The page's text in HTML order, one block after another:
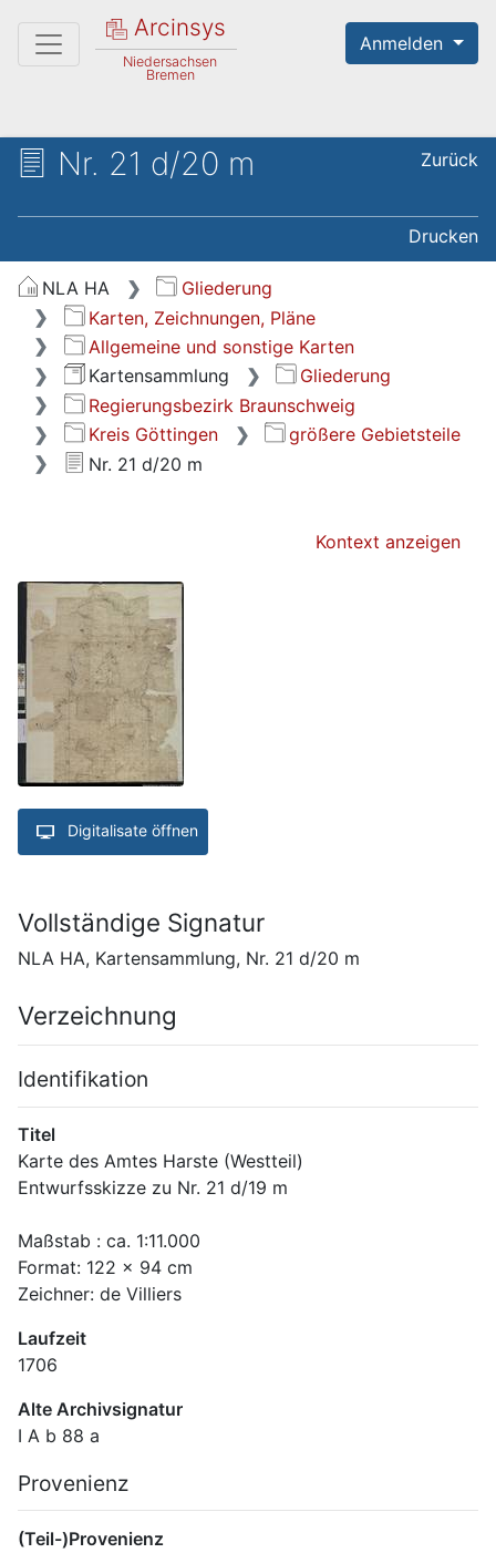
Arcinsys
Niedersachsen
Bremen
Anmelden
Nr. 21 d/20 m Zurück
Drucken
NLA HA
Gliederung
Karten, Zeichnungen, Pläne
Allgemeine und sonstige Karten
Kartensammlung
Gliederung
Regierungsbezirk Braunschweig
Kreis Göttingen
größere Gebietsteile
Nr. 21 d/20 m
Kontext anzeigen
Digitalisate öffnen
Vollständige Signatur
NLA HA, Kartensammlung, Nr. 21 d/20 m
Verzeichnung
Identifikation
Titel
Karte des Amtes Harste (Westteil)
Entwurfsskizze zu Nr. 21 d/19 m
Maßstab : ca. 1:11.000
Format: 122 x 94 cm
Zeichner: de Villiers
Laufzeit
1706
Alte Archivsignatur
I A b 88 a
Provenienz
(Teil-)Provenienz